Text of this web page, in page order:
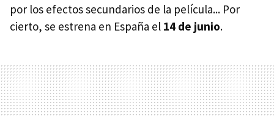
por los efectos secundarios de la película... Por
cierto, se estrena en España el 14 de junio.